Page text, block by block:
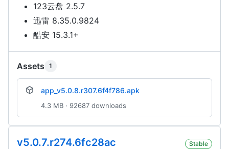
123云盘 2.5.7
迅雷 8.35.0.9824
酷安 15.3.1+
Assets 1
app_v5.0.8.r307.6f4f786.apk
4.3 MB · 92687 downloads
v5.0.7.r274.6fc28ac Stable